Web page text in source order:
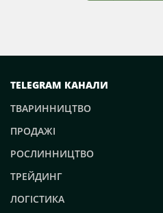
TELEGRAM КАНАЛИ
ТВАРИННИЦТВО
ПРОДАЖІ
РОСЛИННИЦТВО
ТРЕЙДИНГ
ЛОГІСТИКА